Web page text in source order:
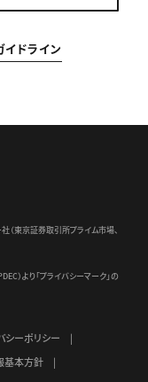
イドライン
（東京証券取引所プライム市場、
）より 「プライバシーマーク」の
シーポリシー
基本方針